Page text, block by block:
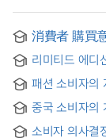
消費者 購買
리미티드 에디
Process by
패션 소비자의
중국 소비자의
소비자 의사결